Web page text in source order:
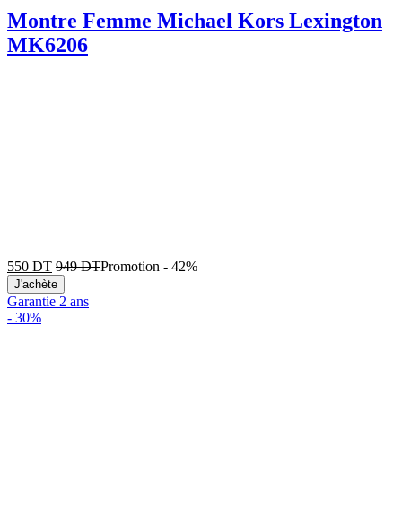
Montre Femme Michael Kors Lexington
MK6206
550 DT 949DTPromotion - 42%
J'achète
Garantie 2 ans
- 30%